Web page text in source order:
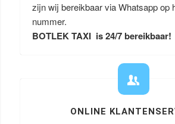
zijn wij bereikbaar via Whatsapp op
nummer.
BOTLEK TAXI is 24/7 bereikbaar!
ONLINE